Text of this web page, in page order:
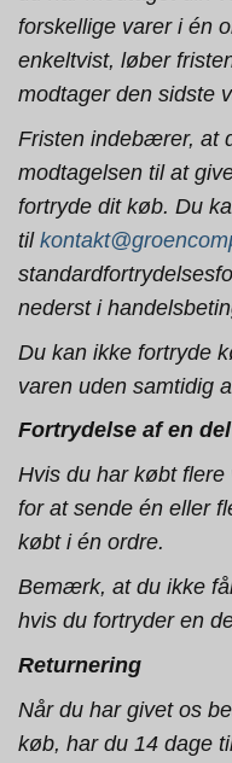
forskellige varer i én
enkeltvist, løber
modtager den sidste
Fristen indebærer, at
modtagelsen til at
fortryde dit køb. Du
til
nederst i
Du kan ikke fortryde
varen uden samtidig
Fortrydelse af en
Hvis du har købt
for at sende én eller
købt i én ordre.
Bemærk, at du ikke
hvis du fortryder en
Returnering
Når du har givet os
køb, har du 14 dage